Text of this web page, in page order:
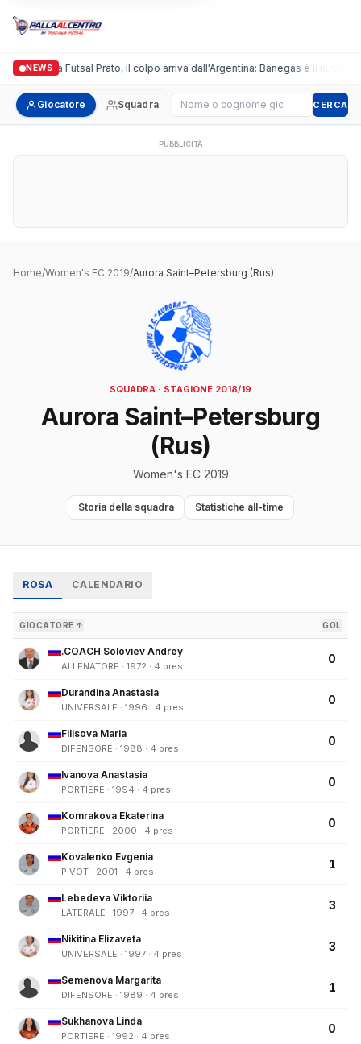
NEWS
Italgronda Futsal Prato, il colpo arriva dall'Argentina: Banegas è il nuovo
Giocatore Squadra Cerca giocatore CERCA
PUBBLICITÀ
Home/Women's EC 2019/Aurora Saint–Petersburg (Rus)
SQUADRA · STAGIONE 2018/19
Aurora Saint–Petersburg
(Rus)
Women's EC 2019
Storia della squadra Statistiche all-time
ROSA CALENDARIO
GIOCATORE ↑ GOL
.COACH Soloviev Andrey
ALLENATORE · 1972 · 4 pres
0
Durandina Anastasia
UNIVERSALE · 1996 · 4 pres
0
Filisova Maria
DIFENSORE · 1988 · 4 pres
0
Ivanova Anastasia
PORTIERE · 1994 · 4 pres
0
Komrakova Ekaterina
PORTIERE · 2000 · 4 pres
0
Kovalenko Evgenia
PIVOT · 2001 · 4 pres
1
Lebedeva Viktoriia
LATERALE · 1997 · 4 pres
3
Nikitina Elizaveta
UNIVERSALE · 1997 · 4 pres
3
Semenova Margarita
DIFENSORE · 1989 · 4 pres
1
Sukhanova Linda
PORTIERE · 1992 · 4 pres
0